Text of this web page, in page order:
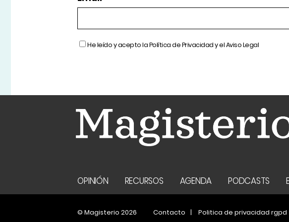
He leído y acepto laPolítica de Privacidady elAviso Legal
OPINIÓN RECURSOS AGENDA PODCASTS
© Magisterio 2026 Contacto Politica de privacidad rgpd